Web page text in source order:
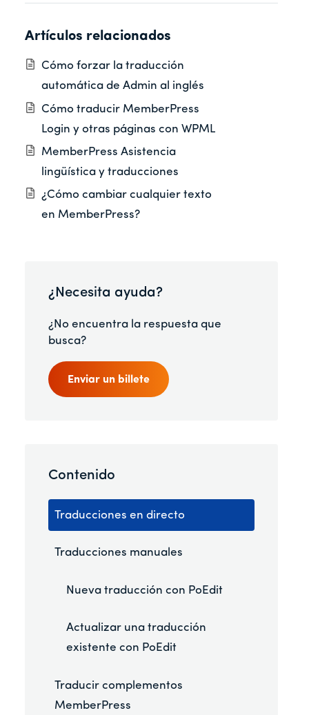
Artículos relacionados
Cómo forzar la traducción
automática de Admin al inglés
Cómo traducir MemberPress
Login y otras páginas con WPML
MemberPress Asistencia
lingüística y traducciones
¿Cómo cambiar cualquier texto
en MemberPress?
¿Necesita ayuda?
¿No encuentra la respuesta que
busca?
Enviar un billete
Contenido
Traducciones en directo
Traducciones manuales
Nueva traducción con PoEdit
Actualizar una traducción
existente con PoEdit
Traducir complementos
MemberPress